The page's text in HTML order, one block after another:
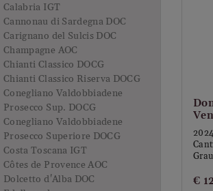
Calabria IGT
Cannonau di Sardegna DOC
Carignano del Sulcis DOC
Champagne AOC
Chianti Classico DOCG
Chianti Classico Riserva DOCG
Conegliano Valdobbiadene
Prosecco Sup. DOCG
Conegliano Valdobbiadene
Prosecco Superiore DOCG
Costa Toscana IGT
Côtes de Provence AOC
Dolcetto d'Alba DOC
2024
€